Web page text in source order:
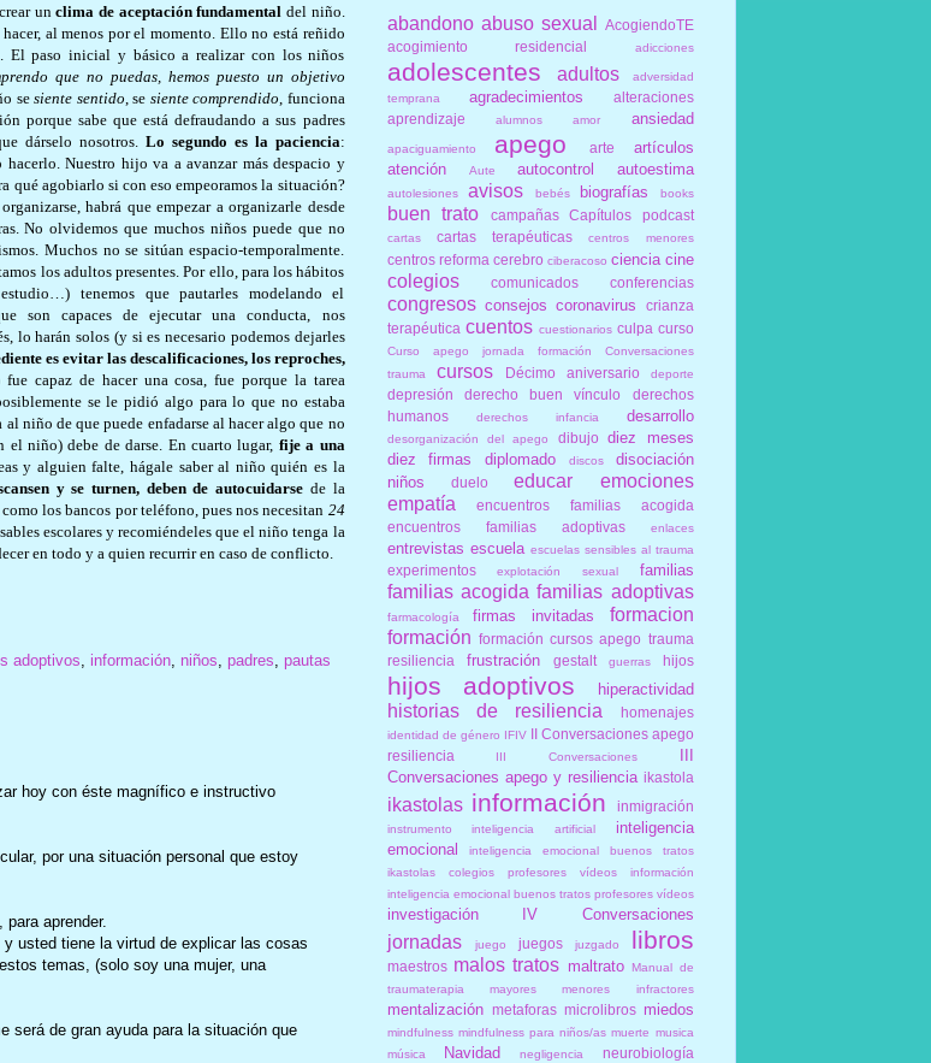
unclima de aceptación fundamental del niño.
al menos por el momento. Ello no está reñido
El paso inicial y básico a realizar con los niños
que no puedas, hemos puesto un objetivo
sesiente sentido , se siente comprendido , funciona
porque sabe que está defraudando a sus padres
dárselo nosotros. Lo segundo es la paciencia:
Nuestro hijo va a avanzar más despacio y
qué agobiarlo si con eso empeoramos la situación?
habrá que empezar a organizarle desde
No olvidemos que muchos niños puede que no
Muchos no se sitúan espacio-temporalmente.
los adultos presentes. Por ello, para los hábitos
tenemos que pautarles modelando el
son capaces de ejecutar una conducta, nos
lo harán solos (y si es necesario podemos dejarles
es evitar las descalificaciones, los reproches,
capaz de hacer una cosa, fue porque la tarea
se le pidió algo para lo que no estaba
niño de que puede enfadarse al hacer algo que no
niño) debe de darse. En cuarto lugar, fije a una
y alguien falte, hágale saber al niño quién es la
y se turnen, deben de autocuidarse de la
los bancos por teléfono, pues nos necesitan 24
escolares y recomiéndeles que el niño tenga la
en todo y a quien recurrir en caso de conflicto.
adoptivos información, niños padres pautas
hoy con éste magnífico e instructivo
por una situación personal que estoy
aprender.
usted tiene la virtud de explicar las cosas
temas, (solo soy una mujer, una
será de gran ayuda para la situación que
abandono abuso sexual
AcogiendoTE
acogimiento residencial
adicciones
adolescentes adultos
adversidad
temprana
agradecimientos
alteraciones
aprendizaje
alumnos amor ansiedad
apaciguamiento apego arte
artículos
atención
Aute autocontrol autoestima
autolesiones avisos bebés biografías books
buen trato campañas Capítulos podcast
cartas cartas terapéuticas centros menores
centros reforma cerebro ciberacoso ciencia cine
colegios comunicados conferencias
congresos consejos coronavirus
crianza
terapéutica cuentos cuestionarios culpa curso
Curso apego jornada formación Conversaciones
trauma
cursos Décimo aniversario deporte
depresión derecho buen vínculo
derechos
humanos
derechos infancia desarrollo
desorganización del apego dibujo diez meses
diez firmas
diplomado discos
disociación
niños
duelo educar
emociones
empatía
encuentros familias acogida
encuentros familias adoptivas
enlaces
entrevistas escuela escuelas sensibles al trauma
experimentos explotación sexual familias
familias acogida familias adoptivas
farmacología firmas invitadas
formacion
formación formación cursos apego trauma
resiliencia
frustración gestalt guerras hijos
hijos adoptivos hiperactividad
historias de resiliencia homenajes
identidad de género IFIV II Conversaciones apego
resiliencia
III Conversaciones
III
Conversaciones apego y resiliencia ikastola
ikastolas información inmigración
instrumento inteligencia artificial
inteligencia
emocional
inteligencia emocional buenos tratos
ikastolas colegios profesores vídeos información
inteligencia emocional buenos tratos profesores vídeos
investigación IV Conversaciones
jornadas juego juegos juzgado libros
maestros malos tratos maltrato Manual de
traumaterapia
mayores menores infractores
mentalización metaforas microlibros miedos
mindfulness mindfulness para niños/as muerte musica
música
Navidad negligencia neurobiología